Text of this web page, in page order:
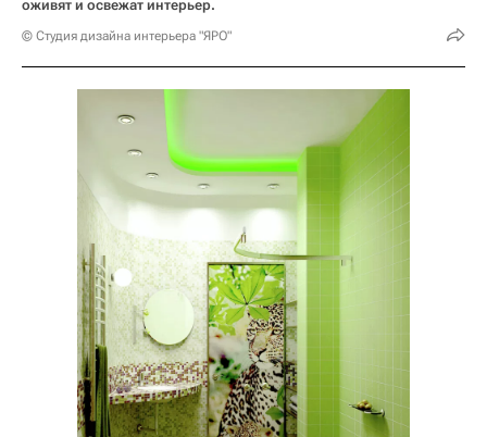
оживят и освежат интерьер.
© Студия дизайна интерьера "ЯРО"